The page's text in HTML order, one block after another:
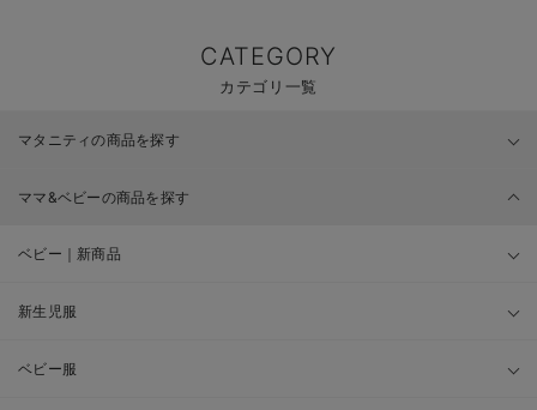
CATEGORY
カテゴリ一覧
マタニティの商品を探す
ママ&ベビーの商品を探す
ベビー｜新商品
新生児服
ベビー服